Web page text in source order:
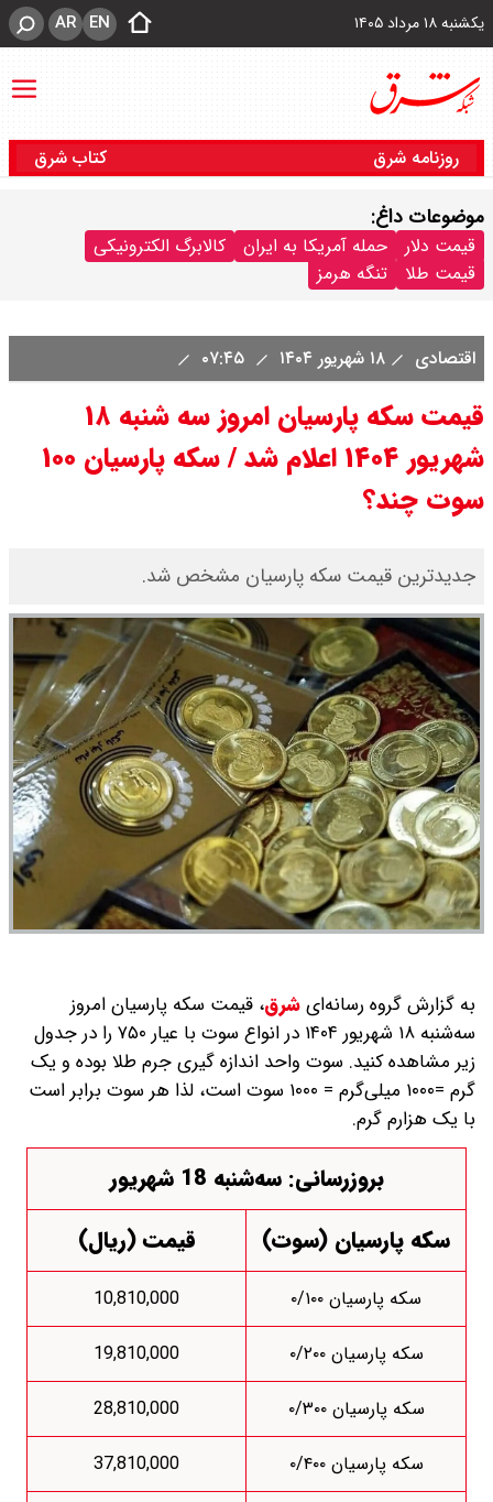
یکشنبه ۱۸ مرداد ۱۴۰۵ EN
AR
روزنامه شرق کتاب شرق
موضوعات داغ:
قیمت دلار حمله آمریکا به ایران
کالابرگ الکترونیکی
قیمت طلا
تنگه هرمز
اقتصادی ۱۸ شهریور ۱۴۰۴
قیمت سکه پارسیان امروز سه شنبه ۱۸
شهریور ۱۴۰۴ اعلام شد / سکه پارسیان ۱۰۰
سوت چند؟
جدیدترین قیمت سکه پارسیان مشخص شد.
به گزارش گروه رسانه‌ایشرق، قیمت سکه پارسیان امروز
سه‌شنبه ۱۸ شهریور ۱۴۰۴ در انواع سوت با عیار ۷۵۰ را در جدول
زیر مشاهده کنید. سوت واحد اندازه گیری جرم طلا بوده و یک
گرم =۱۰۰۰ میلی‌گرم = ۱۰۰۰ سوت است، لذا هر سوت برابر است
با یک هزارم گرم.
بروزرسانی: سه‌شنبه 18 شهریور
سکه پارسیان (سوت)
قیمت (ریال)
سکه پارسیان ۰/۱۰۰
10,810,000
سکه پارسیان ۰/۲۰۰
19,810,000
سکه پارسیان ۰/۳۰۰
28,810,000
سکه پارسیان ۰/۴۰۰
37,810,000